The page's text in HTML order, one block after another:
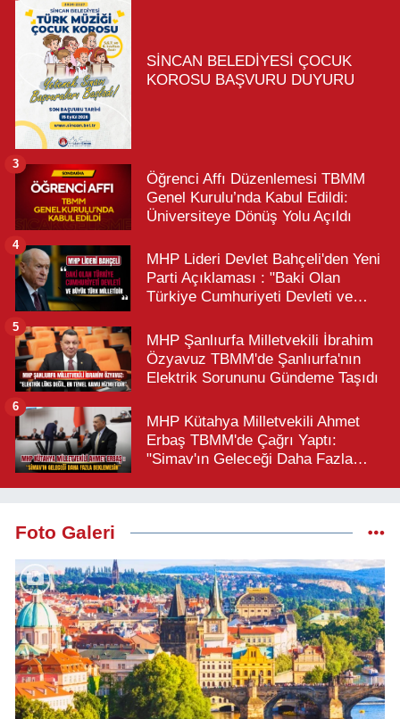
SİNCAN BELEDİYESİ ÇOCUK
KOROSU BAŞVURU DUYURU
Öğrenci Affı Düzenlemesi TBMM
Genel Kurulu’nda Kabul Edildi:
Üniversiteye Dönüş Yolu Açıldı
3
MHP Lideri Devlet Bahçeli'den Yeni
Parti Açıklaması : "Baki Olan
Türkiye Cumhuriyeti Devleti ve
4
MHP Şanlıurfa Milletvekili İbrahim
Özyavuz TBMM'de Şanlıurfa'nın
Elektrik Sorununu Gündeme Taşıdı
5
MHP Kütahya Milletvekili Ahmet
Erbaş TBMM'de Çağrı Yaptı:
"Simav'ın Geleceği Daha Fazla
6
Foto Galeri